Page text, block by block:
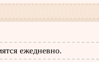
ежедневно.